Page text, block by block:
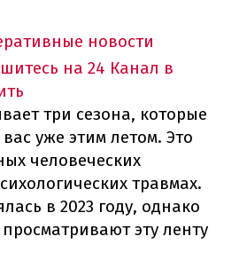
новости
на 24 Канал в
три сезона, которые
вас уже этим летом. Это
человеческих
травмах.
в 2023 году, однако
эту ленту